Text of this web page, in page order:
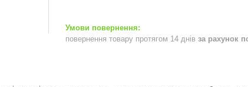
повернення товару протягом 14 днів за рахунок